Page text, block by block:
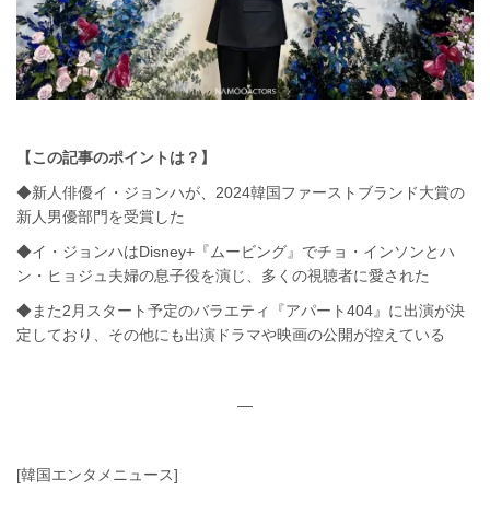
【この記事のポイントは？】
◆新人俳優イ・ジョンハが、2024韓国ファーストブランド大賞の
新人男優部門を受賞した
◆イ・ジョンハはDisney+『ムービング』でチョ・インソンとハ
ン・ヒョジュ夫婦の息子役を演じ、多くの視聴者に愛された
◆また2月スタート予定のバラエティ『アパート404』に出演が決
定しており、その他にも出演ドラマや映画の公開が控えている
—
[韓国エンタメニュース]